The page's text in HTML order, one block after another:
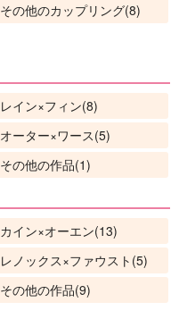
その他のカップリング(8)
レイン×フィン(8)
オーター×ワース(5)
その他の作品(1)
カイン×オーエン(13)
レノックス×ファウスト(5)
その他の作品(9)